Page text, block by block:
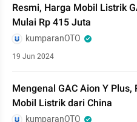
Resmi, Harga Mobil Listrik
Mulai Rp 415 Juta
kumparanOTO
19 Jun 2024
Mengenal GAC Aion Y Plus,
Mobil Listrik dari China
kumparanOTO